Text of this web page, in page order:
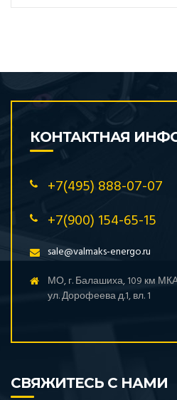
КОНТАКТНАЯ
+7(495) 888-07-07
+7(900) 154-65-15
sale@valmaks-energo.ru
МО, г. Балашиха, 109 км
ул. Дорофеева д.1, вл. 1
СВЯЖИТЕСЬ С НАМИ